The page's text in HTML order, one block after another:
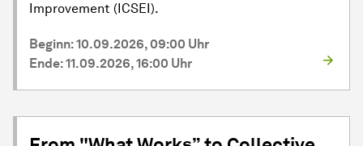
Improvement (ICSEI).
Beginn: 10.09.2026, 09:00 Uhr
Ende: 11.09.2026, 16:00 Uhr